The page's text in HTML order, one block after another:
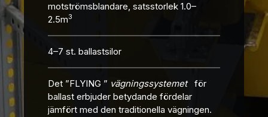
motströmsblandare, satsstorlek 1.0–
2.5m3
4–7 st. ballastsilor
Det ”FLYING ” vägningssystemet
för
ballast erbjuder betydande fördelar
jämfört med den traditionella vägningen.